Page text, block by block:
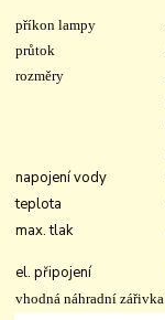
příkon lampy
průtok
rozměry
napojení vody
teplota
max. tlak
el. připojení
vhodná náhradní zářivka